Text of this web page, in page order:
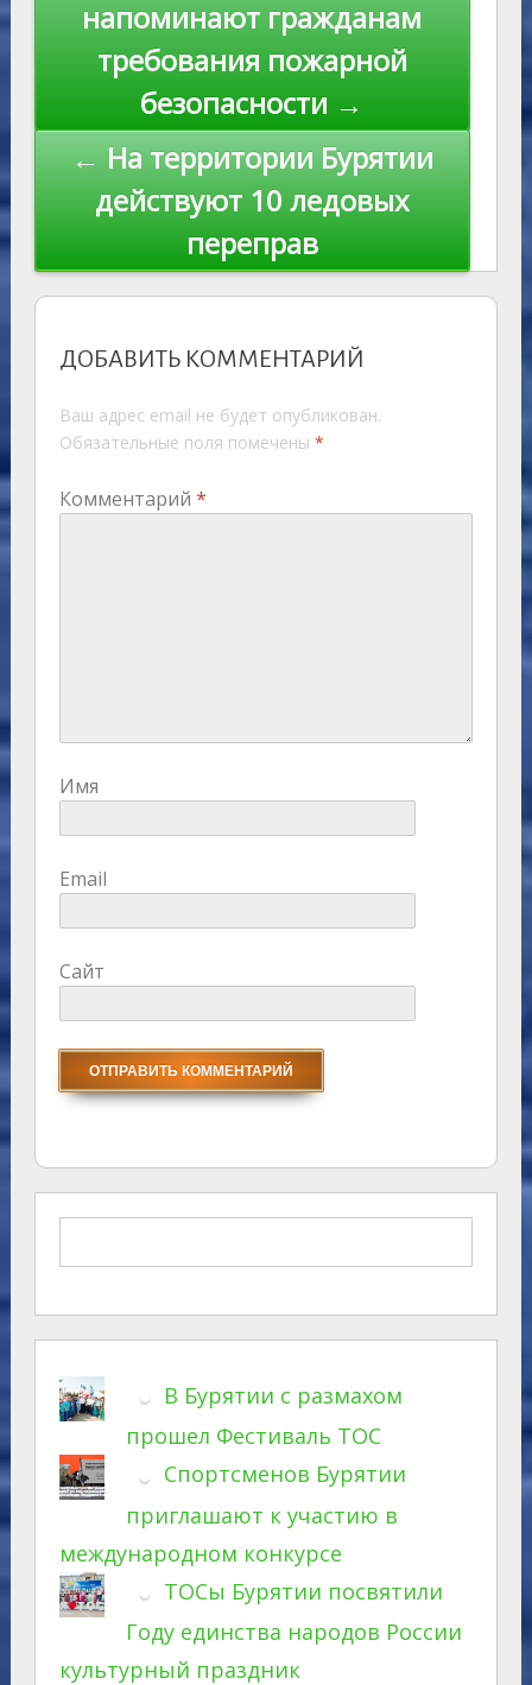
ki
напоминают гражданам
требования пожарной
безoпасности →
← На территории Бурятии
действуют 10 ледовых
переправ
ДОБАВИТЬ КОММЕНТАРИЙ
Ваш адрес email не будет опубликован.
Обязательные поля помечены *
Комментарий *
Имя
Email
Сайт
В Бурятии с размахом
прошел Фестиваль ТОС
Спортсменов Бурятии
приглашают к участию в
международном конкурсе
ТОСы Бурятии посвятили
Году единства народов России
культурный праздник